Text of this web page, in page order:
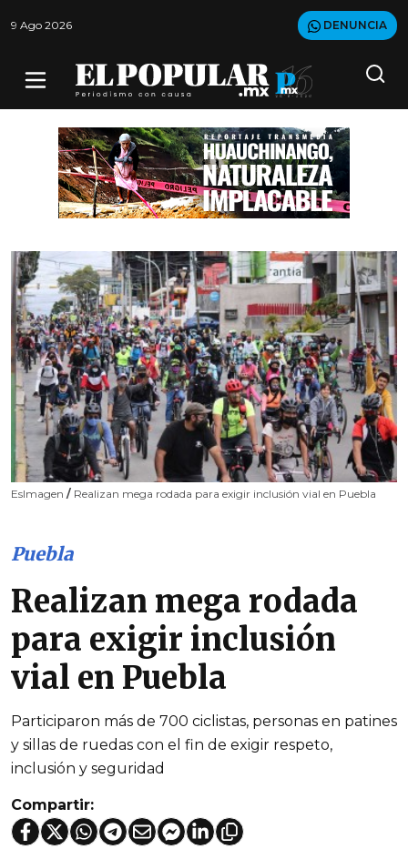
9 Ago 2026 DENUNCIA
EsImagen / Realizan mega rodada para exigir inclusión vial en Puebla
Puebla
Realizan mega rodada
para exigir inclusión
vial en Puebla
Participaron más de 700 ciclistas, personas en patines
y sillas de ruedas con el fin de exigir respeto,
inclusión y seguridad
Compartir: